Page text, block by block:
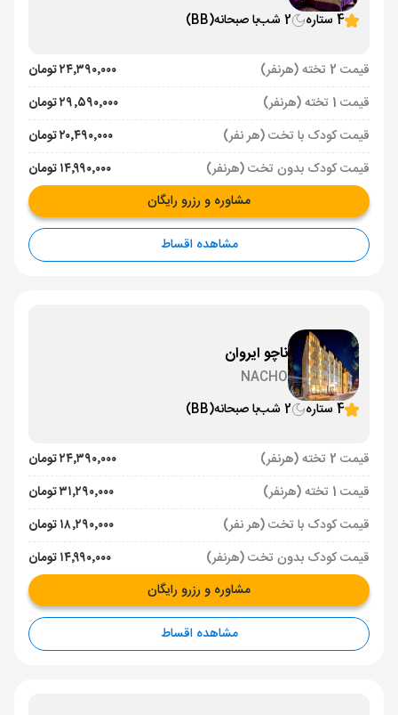
4 ستاره
2 شب با صبحانه(BB)
قیمت 2 تخته (هرنفر)
۲۴٬۳۹۰٬۰۰۰ تومان
قیمت 1 تخته (هرنفر)
۲۹٬۵۹۰٬۰۰۰ تومان
قیمت کودک با تخت (هر نفر)
۲۰٬۴۹۰٬۰۰۰ تومان
قیمت کودک بدون تخت (هرنفر)
۱۴٬۹۹۰٬۰۰۰ تومان
مشاوره و رزرو رایگان
مشاهده اقساط
ناچو ایروان
NACHO
4 ستاره
2 شب با صبحانه(BB)
قیمت 2 تخته (هرنفر)
۲۴٬۳۹۰٬۰۰۰ تومان
قیمت 1 تخته (هرنفر)
۳۱٬۲۹۰٬۰۰۰ تومان
قیمت کودک با تخت (هر نفر)
۱۸٬۲۹۰٬۰۰۰ تومان
قیمت کودک بدون تخت (هرنفر)
۱۴٬۹۹۰٬۰۰۰ تومان
مشاوره و رزرو رایگان
مشاهده اقساط